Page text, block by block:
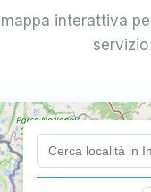
interattiva
34